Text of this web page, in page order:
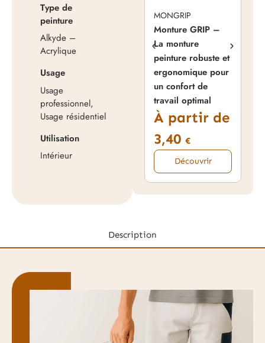
MONGRIP
Monture GRIP –
La monture
peinture robuste et
ergonomique pour
un confort de
travail optimal
À partir de
3,40 €
Découvrir
Type de
peinture
Alkyde –
Acrylique
Usage
Usage
professionnel,
Usage résidentiel
Utilisation
Intérieur
Description